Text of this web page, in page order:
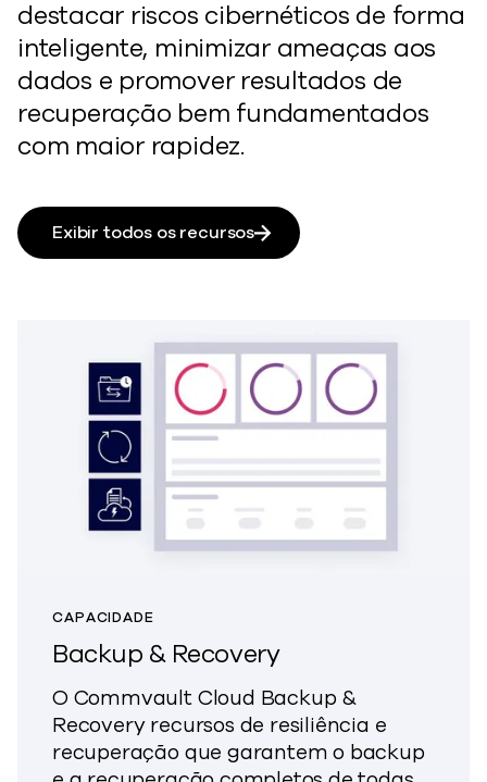
destacar riscos cibernéticos de forma
inteligente, minimizar ameaças aos
dados e promover resultados de
recuperação bem fundamentados
com maior rapidez.
Exibir todos os recursos
CAPACIDADE
Backup & Recovery
O Commvault Cloud Backup &
Recovery recursos de resiliência e
recuperação que garantem o backup